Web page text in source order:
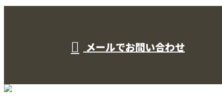
メールでお問い合わせ